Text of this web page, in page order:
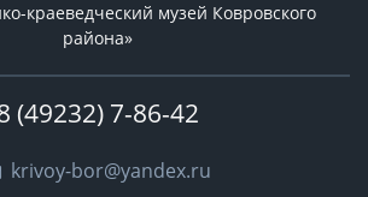
краеведческий музей Ковровского
района»
(49232) 7-86-42
krivoy-bor@yandex.ru